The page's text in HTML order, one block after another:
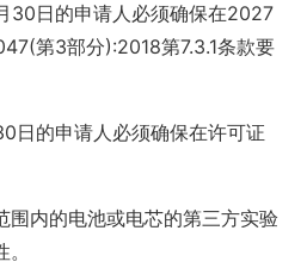
30日的申请人必须确保在2027
第3部分):2018第7.3.1条款要
日的申请人必须确保在许可证
围内的电池或电芯的第三方实验